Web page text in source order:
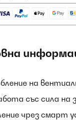
на
със сила на
чрез смарт